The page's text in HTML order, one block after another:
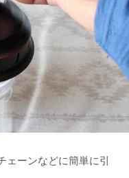
ェーンなどに簡単に引